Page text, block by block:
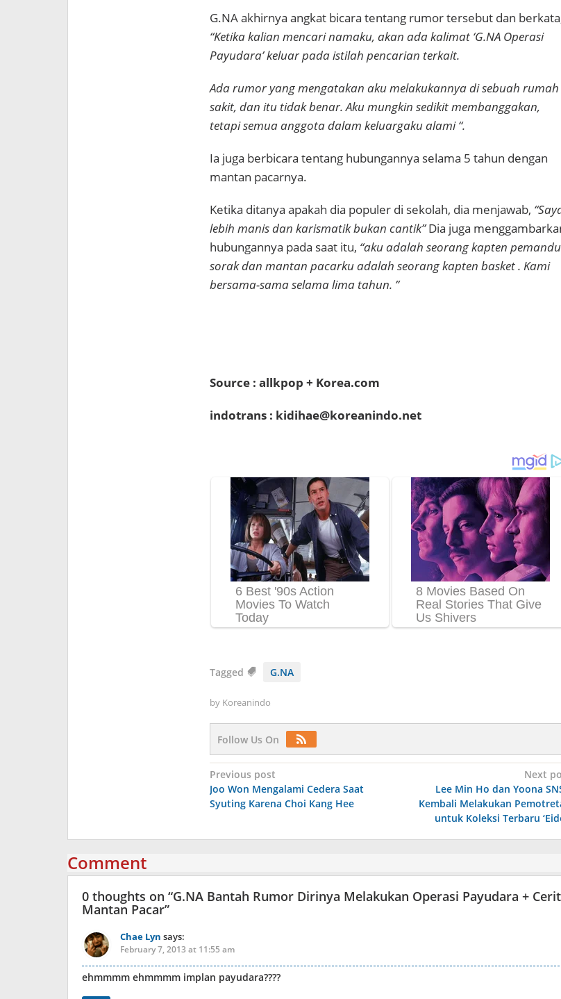
G.NA akhirnya angkat bicara tentang rumor tersebut dan
“Ketika kalian mencari namaku, akan ada kalimat ‘G.NA Operasi
Payudara’ keluar pada istilah pencarian terkait.
Ada rumor yang mengatakan aku melakukannya di sebuah rumah
sakit, dan itu tidak benar. Aku mungkin sedikit membanggakan,
tetapi semua anggota dalam keluargaku alami “.
Ia juga berbicara tentang hubungannya selama 5 tahun dengan
mantan pacarnya.
Ketika ditanya apakah dia populer di sekolah, dia menjawab,
lebih manis dan karismatik bukan cantik”Dia juga
hubungannya pada saat itu, “aku adalah seorang kapten pemandu
sorak dan mantan pacarku adalah seorang kapten basket . Kami
bersama-sama selama lima tahun. ”
Source : allkpop + Korea.com
indotrans : kidihae@koreanindo.net
Tagged G.NA
by Koreanindo
Follow Us On
Post
navigation
Previous post
Joo Won Mengalami Cedera Saat
Syuting Karena Choi Kang Hee
Next
Lee Min Ho dan Yoona
Kembali Melakukan
untuk Koleksi Terbaru
Comment
0 thoughts on “G.NA Bantah Rumor Dirinya Melakukan Operasi Payudara +
Mantan Pacar”
Chae Lyn says:
February 7, 2013 at 11:55 am
ehmmmm ehmmmm implan payudara????